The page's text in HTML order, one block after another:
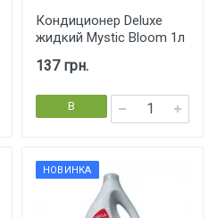
Кондиционер Deluxe
жидкий Mystic Bloom 1л
137 грн.
В
корзину
НОВИНКА